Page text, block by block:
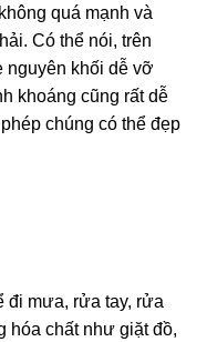
quá mạnh và
Có thể nói, trên
nguyên khối dễ vỡ
khoáng cũng rất dễ
chúng có thể đẹp
đi mưa, rửa tay, rửa
hóa chất như giặt đồ,